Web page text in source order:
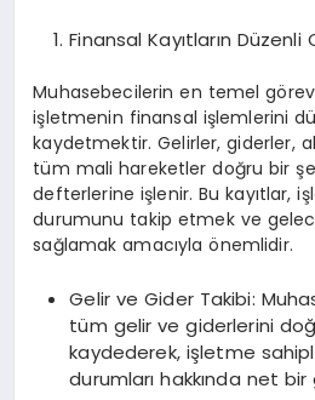
Finansal Kayıtların Düzenli
Muhasebecilerin en temel
işletmenin finansal işlemlerini
kaydetmektir. Gelirler, giderler,
tüm mali hareketler doğru bir
defterlerine işlenir. Bu kayıtlar,
durumunu takip etmek ve
sağlamak amacıyla önemlidir.
Gelir ve Gider Takibi:
tüm gelir ve giderlerini
kaydederek, işletme
durumları hakkında net